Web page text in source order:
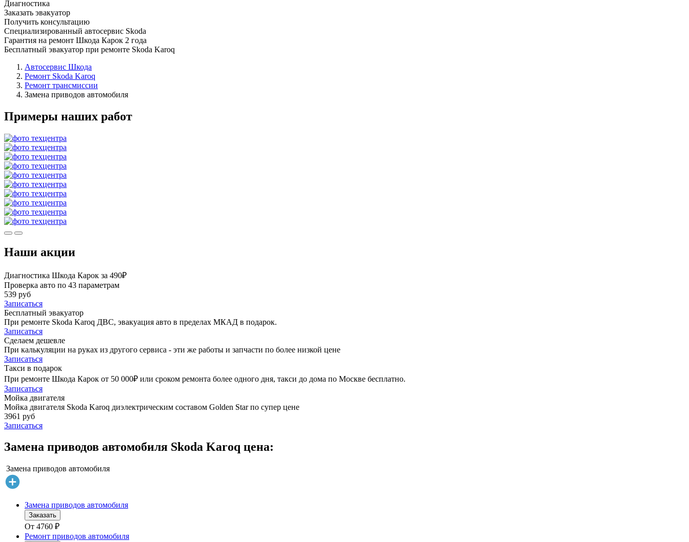
Диагностика
Заказать эвакуатор
Получить консультацию
Специализированный автосервис Skoda
Гарантия на ремонт Шкода Карок 2 года
Бесплатный эвакуатор при ремонте Skoda Karoq
Автосервис Шкода
Ремонт Skoda Karoq
Ремонт трансмиссии
Замена приводов автомобиля
Примеры наших работ
Наши акции
Диагностика Шкода Карок за 490₽
Проверка авто по 43 параметрам
539 руб
Записаться
Бесплатный эвакуатор
При ремонте Skoda Karoq ДВС, эвакуация авто в пределах МКАД в подарок.
Записаться
Сделаем дешевле
При калькуляции на руках из другого сервиса - эти же работы и запчасти по более низкой цене
Записаться
Такси в подарок
При ремонте Шкода Карок от 50 000₽ или сроком ремонта более одного дня, такси до дома по Москве бесплатно.
Записаться
Мойка двигателя
Мойка двигателя Skoda Karoq диэлектрическим составом Golden Star по супер цене
3961 руб
Записаться
Замена приводов автомобиля Skoda Karoq цена:
Замена приводов автомобиля
Замена приводов автомобиля
Заказать
От 4760 ₽
Ремонт приводов автомобиля